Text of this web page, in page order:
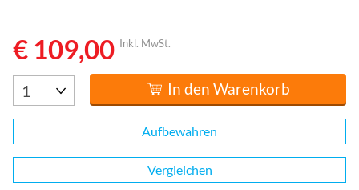
€ 109,00 Inkl. MwSt.
In den Warenkorb
Aufbewahren
Vergleichen